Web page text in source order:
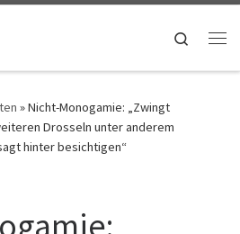
Search
»Nicht-Monogamie: „Zwingt
Drosseln unter anderem
hinter besichtigen“